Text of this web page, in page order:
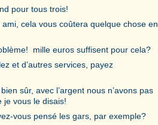
pour tous trois!
cela vous coûtera quelque chose en
mille euros suffisent pour cela?
et d’autres services, payez
sûr, avec l’argent nous n’avons pas
je vous le disais!
vous pensé les gars, par exemple?